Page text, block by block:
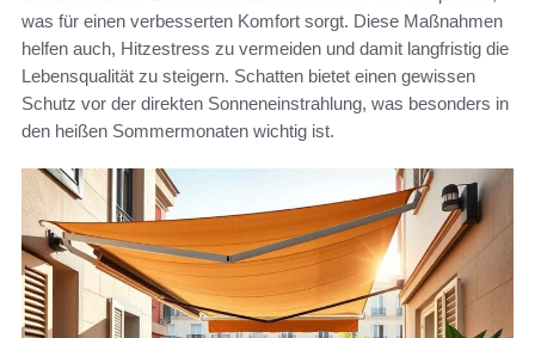
was für einen verbesserten Komfort sorgt. Diese Maßnahmen
helfen auch, Hitzestress zu vermeiden und damit langfristig die
Lebensqualität zu steigern. Schatten bietet einen gewissen
Schutz vor der direkten Sonneneinstrahlung, was besonders in
den heißen Sommermonaten wichtig ist.